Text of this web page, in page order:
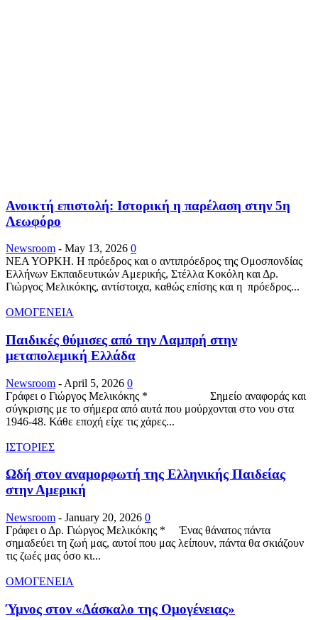
Ανοικτή επιστολή: Ιστορική η παρέλαση στην 5η
Λεωφόρο
Newsroom - May 13, 2026 0
ΝΕΑ ΥΟΡΚΗ. Η πρόεδρος και ο αντιπρόεδρος της Ομοσπονδίας
Ελλήνων Εκπαιδευτικών Αμερικής, Στέλλα Κοκόλη και Δρ.
Γιώργος Μελικόκης, αντίστοιχα, καθώς επίσης και η πρόεδρος...
ΟΜΟΓΕΝΕΙΑ
Παιδικές θύμισες από την Λαμπρή στην
μεταπολεμική Ελλάδα
Newsroom - April 5, 2026 0
Γράφει ο Γιώργος Μελικόκης * Σημείο αναφοράς και
σύγκρισης με το σήμερα από αυτά που μούρχονται στο νου στα
1946-48. Κάθε εποχή είχε τις χάρες...
ΙΣΤΟΡΙΕΣ
Ωδή στον αναμορφωτή της Ελληνικής Παιδείας
στην Αμερική
Newsroom - January 20, 2026 0
Γράφει ο Δρ. Γιώργος Μελικόκης * Ένας θάνατος πάντα
σημαδεύει τη ζωή μας, αυτοί που μας λείπουν, πάντα θα σκιάζουν
τις ζωές μας όσο κι...
ΟΜΟΓΕΝΕΙΑ
Ύμνος στον «Δάσκαλο της Ομογένειας»